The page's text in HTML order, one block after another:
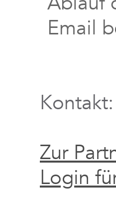
Email
Zur
Login